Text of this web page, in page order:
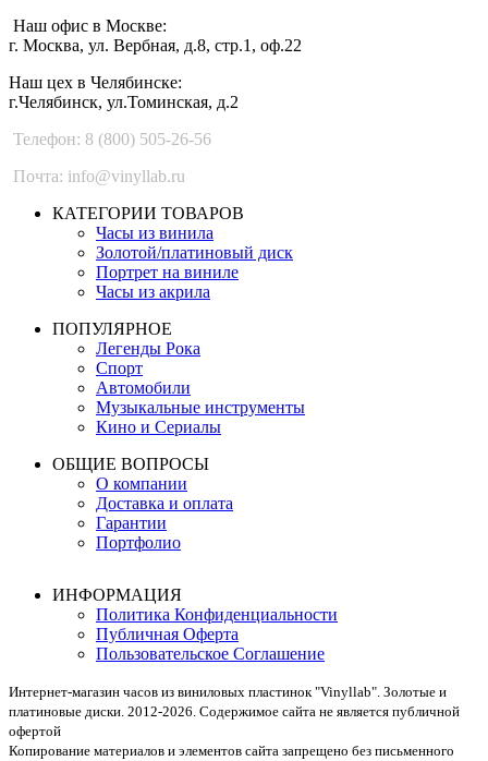
Наш офис в Москве:
г. Москва, ул. Вербная, д.8, стр.1, оф.22
Наш цех в Челябинске:
г.Челябинск, ул.Томинская, д.2
Телефон: 8 (800) 505-26-56
Почта: info@vinyllab.ru
КАТЕГОРИИ ТОВАРОВ
Часы из винила
Золотой/платиновый диск
Портрет на виниле
Часы из акрила
ПОПУЛЯРНОЕ
Легенды Рока
Спорт
Автомобили
Музыкальные инструменты
Кино и Сериалы
ОБЩИЕ ВОПРОСЫ
О компании
Доставка и оплата
Гарантии
Портфолио
ИНФОРМАЦИЯ
Политика Конфиденциальности
Публичная Оферта
Пользовательское Соглашение
Интернет-магазин часов из виниловых пластинок "Vinyllab". Золотые и
платиновые диски. 2012-2026. Содержимое сайта не является публичной
офертой
Копирование материалов и элементов сайта запрещено без письменного